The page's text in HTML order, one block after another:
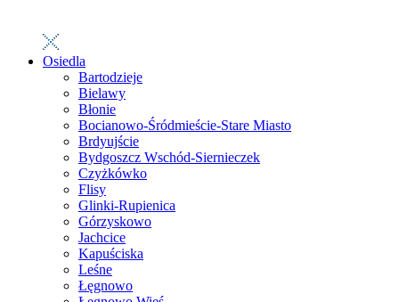
Osiedla
Bartodzieje
Bielawy
Błonie
Bocianowo-Śródmieście-Stare Miasto
Brdyujście
Bydgoszcz Wschód-Siernieczek
Czyżkówko
Flisy
Glinki-Rupienica
Górzyskowo
Jachcice
Kapuściska
Leśne
Łęgnowo